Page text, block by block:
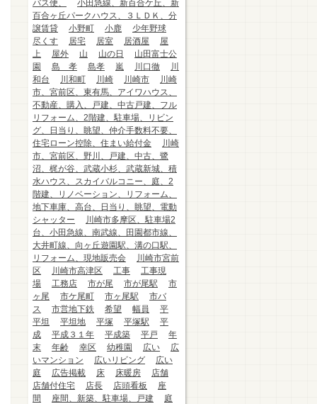
バス便、
小田急線、新百合ケ丘、新
百合ヶ丘パークハウス、３ＬＤＫ、分
譲賃貸
小野町 小鹿
少年野球
尽くす
居宅 居室 居酒屋
屋
上
屋外 山 山の日
山田富士公
園
島 孝 島孝 嵐 川口徹
川
和台
川和町 川崎 川崎市
川崎
市、宮前区、東有馬、アイワハウス、
不動産、購入、戸建、中古戸建、フル
リフォーム、2階建、駐車場、リビン
グ、日当り、眺望、仲介手数料不要、
住宅ローン控除、住まい給付金
川崎
市、宮前区、野川、戸建、中古、鷺
沼、梶が谷、武蔵小杉、武蔵新城、積
水ハウス、スカイバルコニー、庭、2
階建、リノベーション、リフォーム、
地下車庫、高台、日当り、眺望、電動
シャッター
川崎市多摩区、駐車場2
台、小田急線、南武線、田園都市線、
大井町線、向ヶ丘遊園駅、溝の口駅、
リフォーム、現地販売会
川崎市宮前
区
川崎市高津区 工事
工事現
場
工務店 市が尾 市が尾駅
市
ヶ尾
市ケ尾町 市ヶ尾駅
市バ
ス
市営地下鉄 希望 幅員
平
平坦
平坦地 平塚 平塚駅
平
成
平成３１年 平成築 平戸
年
末
年齢 幸区 幼稚園 広い
広
いマンション
広いリビング
広い
庭
広告掲載 床 床暖房
店舗
店舗付住宅
店長 店頭看板
座
間
座間、新築、駐車場、戸建
庭